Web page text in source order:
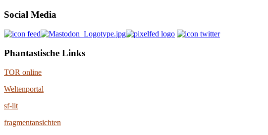
Social Media
Phantastische Links
TOR online
Weltenportal
sf-lit
fragmentansichten